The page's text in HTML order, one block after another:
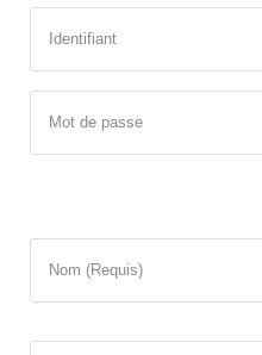
Identifiant
Mot de passe
Nom (Requis)